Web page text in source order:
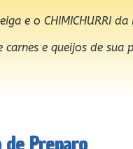
e o CHIMICHURRI
e queijos de sua